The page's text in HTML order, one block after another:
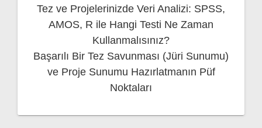
Tez ve Projelerinizde Veri Analizi: SPSS,
AMOS, R ile Hangi Testi Ne Zaman
Kullanmalısınız?
Başarılı Bir Tez Savunması (Jüri Sunumu)
ve Proje Sunumu Hazırlatmanın Püf
Noktaları